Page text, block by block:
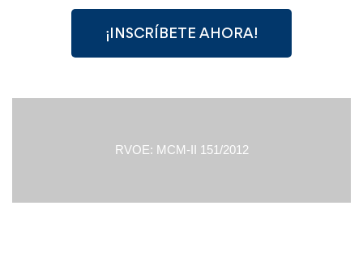
¡INSCRÍBETE AHORA!
RVOE: MCM-II 151/2012